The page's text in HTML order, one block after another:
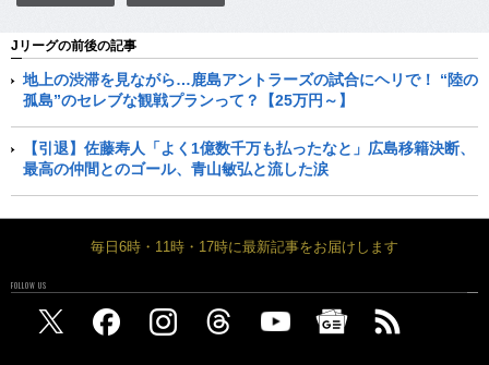
Jリーグの前後の記事
地上の渋滞を見ながら…鹿島アントラーズの試合にヘリで！ “陸の
孤島”のセレブな観戦プランって？【25万円～】
【引退】佐藤寿人「よく1億数千万も払ったなと」広島移籍決断、
最高の仲間とのゴール、青山敏弘と流した涙
毎日6時・11時・17時に最新記事をお届けします
FOLLOW US